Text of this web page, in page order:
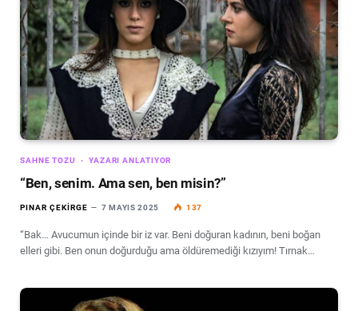
SAHNE TOZU YAZARI ANLATIYOR
“Ben, senim. Ama sen, ben misin?”
PINAR ÇEKIRGE 7 MAYIS 2025 137
“Bak… Avucumun içinde bir iz var. Beni doğuran kadının, beni boğan
elleri gibi. Ben onun doğurduğu ama öldüremediği kızıyım! Tırnak…